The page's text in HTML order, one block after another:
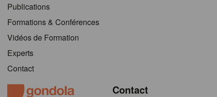
Publications
Formations & Conférences
Vidéos de Formation
Experts
Contact
Contact